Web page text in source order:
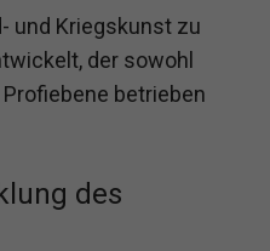
und Kriegskunst zu
der sowohl
betrieben
des